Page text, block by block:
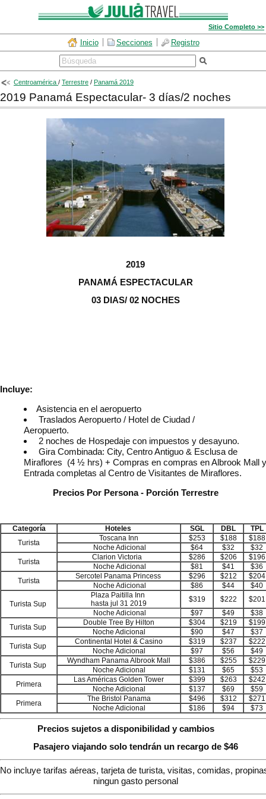
Sitio Completo >>
Inicio Secciones Registro
Centroamérica / Terrestre / Panamá 2019
2019 Panamá Espectacular- 3 días/2 noches
2019
PANAMÁ ESPECTACULAR
03 DIAS/ 02 NOCHES
Incluye:
Asistencia en el aeropuerto
Traslados Aeropuerto / Hotel de Ciudad /
Aeropuerto.
2 noches de Hospedaje con impuestos y
Gira Combinada: City, Centro Antiguo & Esclusa de
Miraflores (4 ½ hrs) + Compras en compras en Albrook Mall y
Entrada completas al Centro de Visitantes de Miraflores.
Precios Por Persona - Porción Terrestre
Categoría Hoteles SGL DBL
TPL
Turista
Toscana Inn $253 $188
$188
Noche Adicional
$64 $32
$32
Turista
Clarion Victoria $286 $206
$196
Noche Adicional
$81 $41
$36
Turista
Sercotel Panama Princess $296 $212
$204
Noche Adicional
$86 $44 $40
Turista Sup
Plaza Paitilla Inn
hasta jul 31 2019
$319 $222
$201
Noche Adicional
$97 $49
$38
Turista Sup
Double Tree By Hilton $304 $219
$199
Noche Adicional
$90 $47
$37
Turista Sup
Continental Hotel & Casino $319 $237
$222
Noche Adicional
$97 $56
$49
Turista Sup
Wyndham Panama Albrook Mall $386 $255
$229
Noche Adicional
$131 $65
$53
Primera
Las Américas Golden Tower $399 $263
$242
Noche Adicional
$137 $69
$59
Primera
The Bristol Panama $496 $312
$271
Noche Adicional
$186 $94 $73
Precios sujetos a disponibilidad y cambios
Pasajero viajando solo tendrán un recargo de $46
No incluye tarifas aéreas, tarjeta de turista, visitas, comidas,
ningun gasto personal